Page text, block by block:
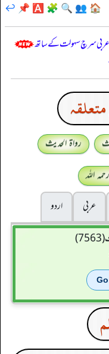
🏠
👥
🔍
🧩
🅰️
📌
↩️
عربی سرچ سہولت کے ساتھ
رواۃ الحدیث
اللہ
عربی
اردو